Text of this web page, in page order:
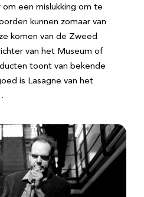
een mislukking om te
kunnen zomaar van
komen van de Zweed
van het Museum of
toont van bekende
is Lasagne van het